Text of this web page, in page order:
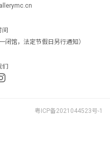
间
馆，法定节假日另行通知）
们
粤ICP备2021044523号-1